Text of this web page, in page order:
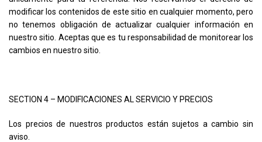
modificar los contenidos de este sitio en cualquier momento, pero
no tenemos obligación de actualizar cualquier información en
nuestro sitio. Aceptas que es tu responsabilidad de monitorear los
cambios en nuestro sitio.
SECTION 4 – MODIFICACIONES AL SERVICIO Y PRECIOS
Los precios de nuestros productos están sujetos a cambio sin
aviso.